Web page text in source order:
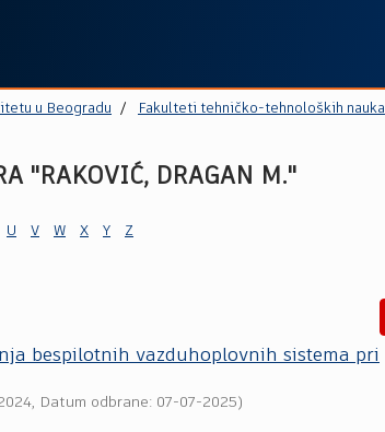
u Beogradu Fakulteti tehničko-tehnoloških nauka
"RAKOVIĆ, DRAGAN M."
U V W X Y Z
bespilotnih vazduhoplovnih sistema pri
, Datum odbrane: 07-07-2025)